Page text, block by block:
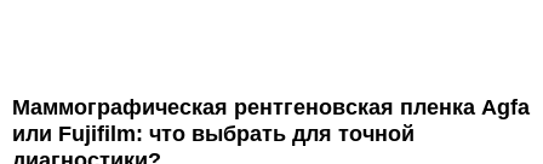
Маммографическая рентгеновская пленка Agfa
или Fujifilm: что выбрать для точной